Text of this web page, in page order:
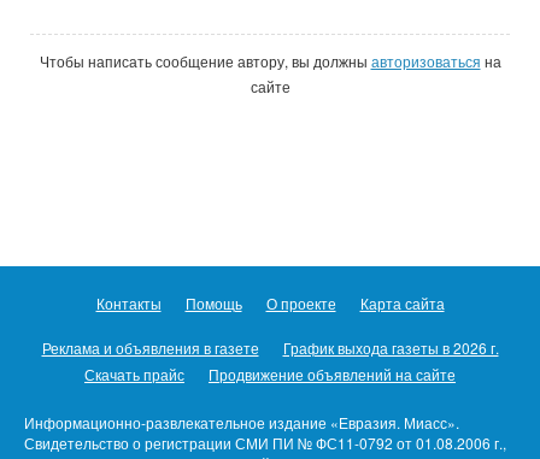
Чтобы написать сообщение автору, вы должны авторизоваться на
сайте
Контакты Помощь О проекте Карта сайта
Реклама и объявления в газете
График выхода газеты в 2026 г.
Скачать прайс
Продвижение объявлений на сайте
Информационно-развлекательное издание «Евразия. Миасс».
Свидетельство о регистрации СМИ ПИ № ФС11-0792 от 01.08.2006 г.,